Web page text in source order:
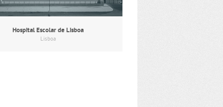
Hospital Escolar de Lisboa
Lisboa